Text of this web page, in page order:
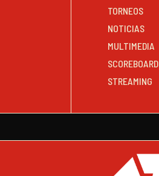
TORNEOS
NOTICIAS
MULTIMEDIA
SCOREBOARD
STREAMING